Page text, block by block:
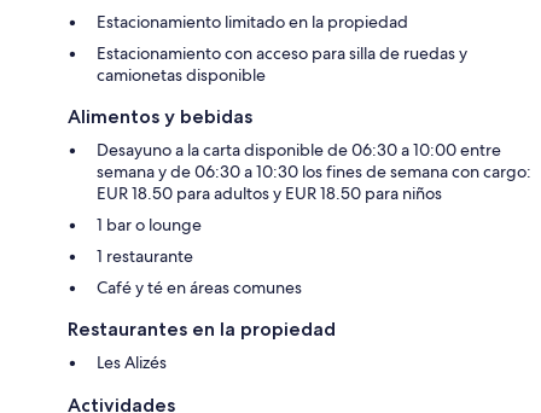
Estacionamiento limitado en la propiedad
Estacionamiento con acceso para silla de ruedas y
camionetas disponible
Alimentos y bebidas
Desayuno a la carta disponible de 06:30 a 10:00 entre
semana y de 06:30 a 10:30 los fines de semana con cargo:
EUR 18.50 para adultos y EUR 18.50 para niños
1 bar o lounge
1 restaurante
Café y té en áreas comunes
Restaurantes en la propiedad
Les Alizés
Actividades